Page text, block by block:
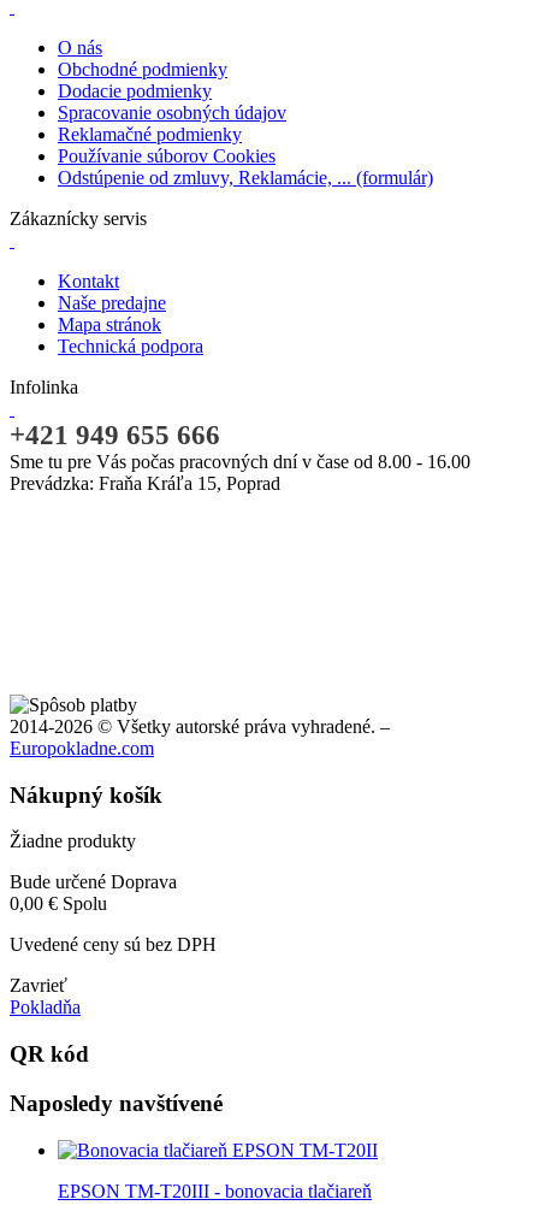
O nás
Obchodné podmienky
Dodacie podmienky
Spracovanie osobných údajov
Reklamačné podmienky
Používanie súborov Cookies
Odstúpenie od zmluvy, Reklamácie, ... (formulár)
Zákaznícky servis
Kontakt
Naše predajne
Mapa stránok
Technická podpora
Infolinka
+421 949 655 666
Sme tu pre Vás počas pracovných dní v čase od 8.00 - 16.00
Prevádzka: Fraňa Kráľa 15, Poprad
2014-2026 © Všetky autorské práva vyhradené. –
Europokladne.com
Nákupný košík
Žiadne produkty
Bude určené Doprava
0,00 € Spolu
Uvedené ceny sú bez DPH
Zavrieť
Pokladňa
QR kód
Naposledy navštívené
EPSON TM-T20III - bonovacia tlačiareň